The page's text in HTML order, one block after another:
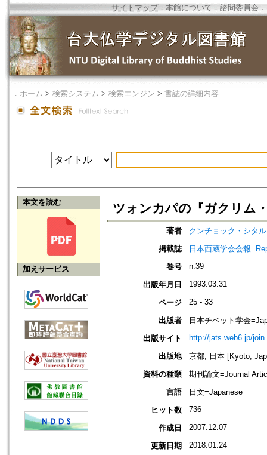
サイトマップ．本館について ． 諮問委員会 ．
． ホーム > 検索システム > 検索エンジン > 書誌の詳細内容
本文を読む
加えサービス
ツォンカパの『ガクリム
著者
クンチョック・シタル
掲載誌
日本西蔵学会会報
巻号
n.39
出版年月日 1993.03.31
ページ 25 - 33
出版者
日本チベット学会
出版サイト
http://jats.web6.jp/
出版地
京都, 日本 [Kyoto,
資料の種類
期刊論文=Journal
言語
日文=Japanese
ヒット数
736
作成日 2007.12.07
更新日期 2018.01.24